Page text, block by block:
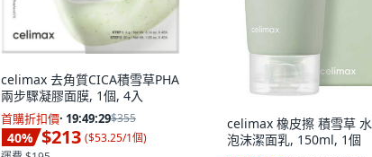
celimax 去角質CICA積雪草PHA
兩步驟凝膠面膜, 1個, 4入
首購折扣價· 19:49:28$355
40% $213 ($53.25/1個)
celimax 橡皮擦 積雪草
泡沫潔面乳, 150ml, 1個